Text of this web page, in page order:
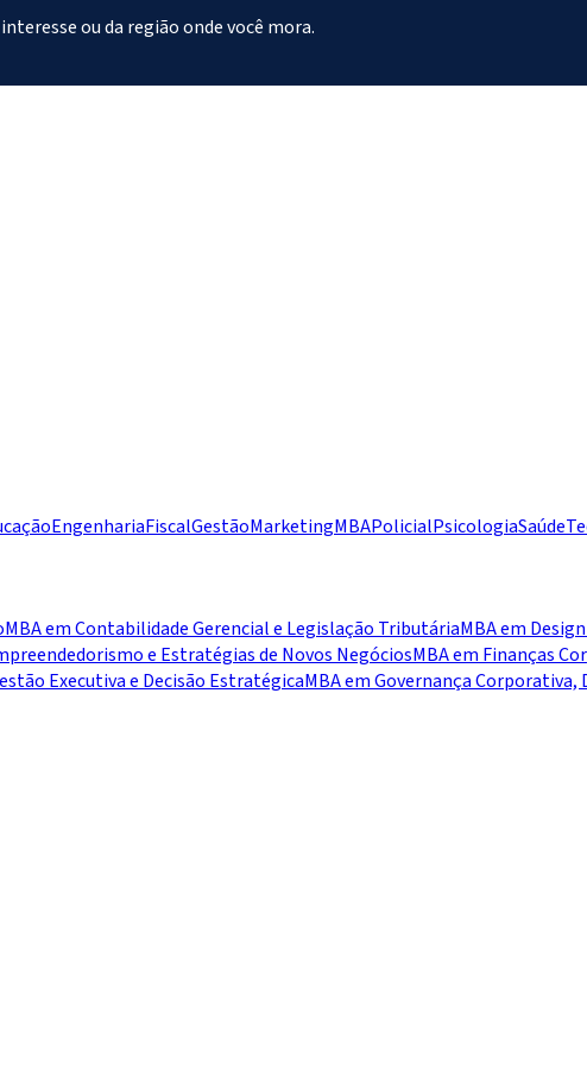
ou da região onde você mora.
EngenhariaFiscalGestãoMarketingMBAPolicialPsicologiaSaúde
MBA em Contabilidade Gerencial e Legislação TributáriaMBA em
e Estratégias de Novos NegóciosMBA em Finanças
Executiva e Decisão EstratégicaMBA em Governança Corporativa,